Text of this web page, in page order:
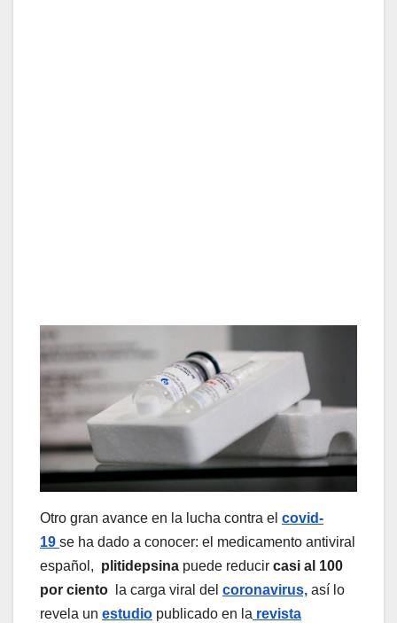
Otro gran avance en la lucha contra el covid-
19 se ha dado a conocer: el medicamento antiviral
español, plitidepsina puede reducir casi al 100
por ciento la carga viral del coronavirus, así lo
revela un estudio publicado en la revista